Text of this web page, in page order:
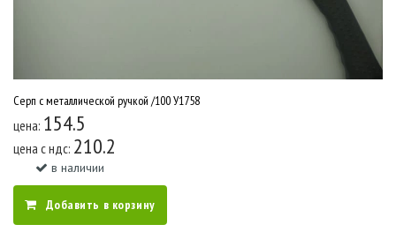
Серп с металлической ручкой /100 У1758
цена: 154.5
цена c ндс: 210.2
в наличии
Добавить в корзину